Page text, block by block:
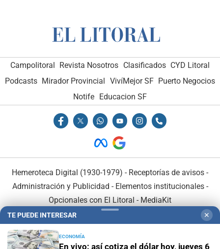
Campolitoral Revista Nosotros Clasificados CYD Litoral
Podcasts Mirador Provincial VivíMejor SF Puerto Negocios
Notife
Educacion SF
Hemeroteca Digital (1930-1979) - Receptorías de avisos -
Administración y Publicidad - Elementos institucionales-
Opcionales con El Litoral - MediaKit
TE PUEDE INTERESAR ✕
ECONOMÍA
En vivo: así cotiza el dólar hoy, jueves 6